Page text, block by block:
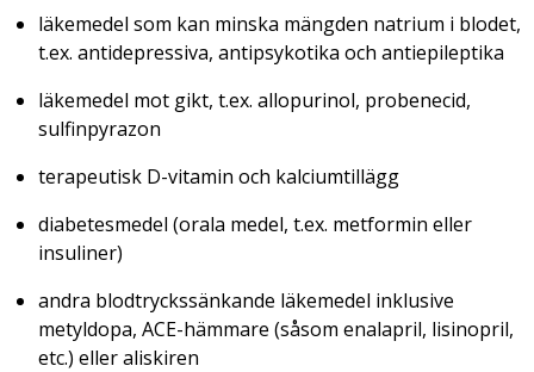
läkemedel som kan minska mängden natrium i blodet,
t.ex. antidepressiva, antipsykotika och antiepileptika
läkemedel mot gikt, t.ex. allopurinol, probenecid,
sulfinpyrazon
terapeutisk D-vitamin och kalciumtillägg
diabetesmedel (orala medel, t.ex. metformin eller
insuliner)
andra blodtryckssänkande läkemedel inklusive
metyldopa, ACE-hämmare (såsom enalapril, lisinopril,
etc.) eller aliskiren